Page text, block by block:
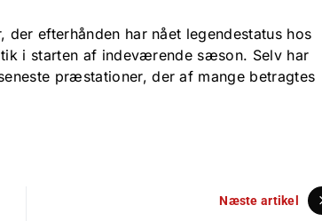
efterhånden har nået legendestatus hos
i starten af indeværende sæson. Selv har
præstationer, der af mange betragtes
Næste artikel